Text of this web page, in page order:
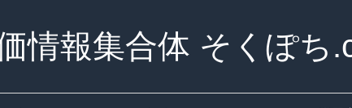
情報集合体 そくぽち